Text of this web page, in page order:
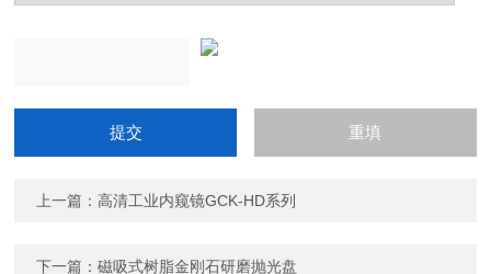
上一篇：高清工业内窥镜GCK-HD系列
下一篇：磁吸式树脂金刚石研磨抛光盘